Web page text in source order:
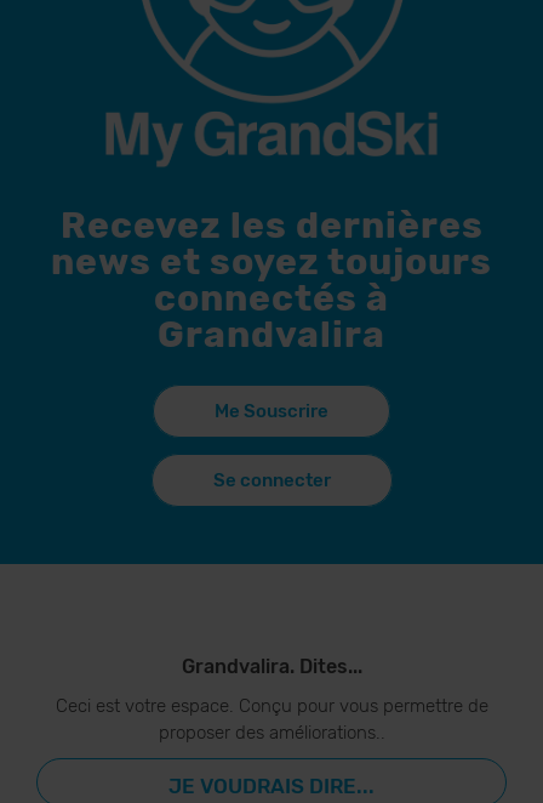
Recevez les dernières
news et soyez toujours
connectés à
Grandvalira
Me Souscrire
Se connecter
Grandvalira. Dites...
Ceci est votre espace. Conçu pour vous permettre de
proposer des améliorations..
JE VOUDRAIS DIRE...